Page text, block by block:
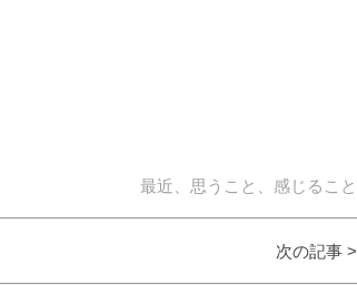
最近、思うこと、感じること
次の記事 >